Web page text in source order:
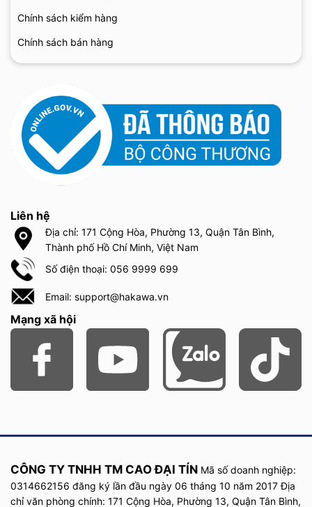
Chính sách kiểm hàng
Chính sách bán hàng
Liên hệ
Địa chỉ: 171 Cộng Hòa, Phường 13, Quận Tân Bình,
Thành phố Hồ Chí Minh, Việt Nam
Số điện thoại: 056 9999 699
Email: support@hakawa.vn
Mạng xã hội
CÔNG TY TNHH TM CAO ĐẠI TÍN Mã số doanh nghiệp:
0314662156 đăng ký lần đầu ngày 06 tháng 10 năm 2017Địa
chỉ văn phòng chính: 171 Cộng Hòa, Phường 13, Quận Tân Bình,